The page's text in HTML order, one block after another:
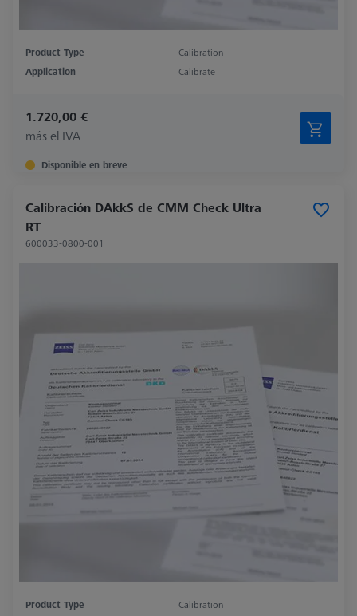
Product Type
Calibration
Application
Calibrate
1.720,00 €
más el IVA
Disponible en breve
Calibración DAkkS de CMM Check Ultra
RT
600033-0800-001
Product Type
Calibration